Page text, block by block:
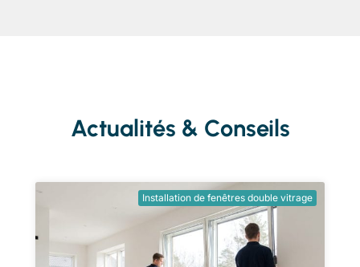
Actualités & Conseils
Installation de fenêtres double vitrage